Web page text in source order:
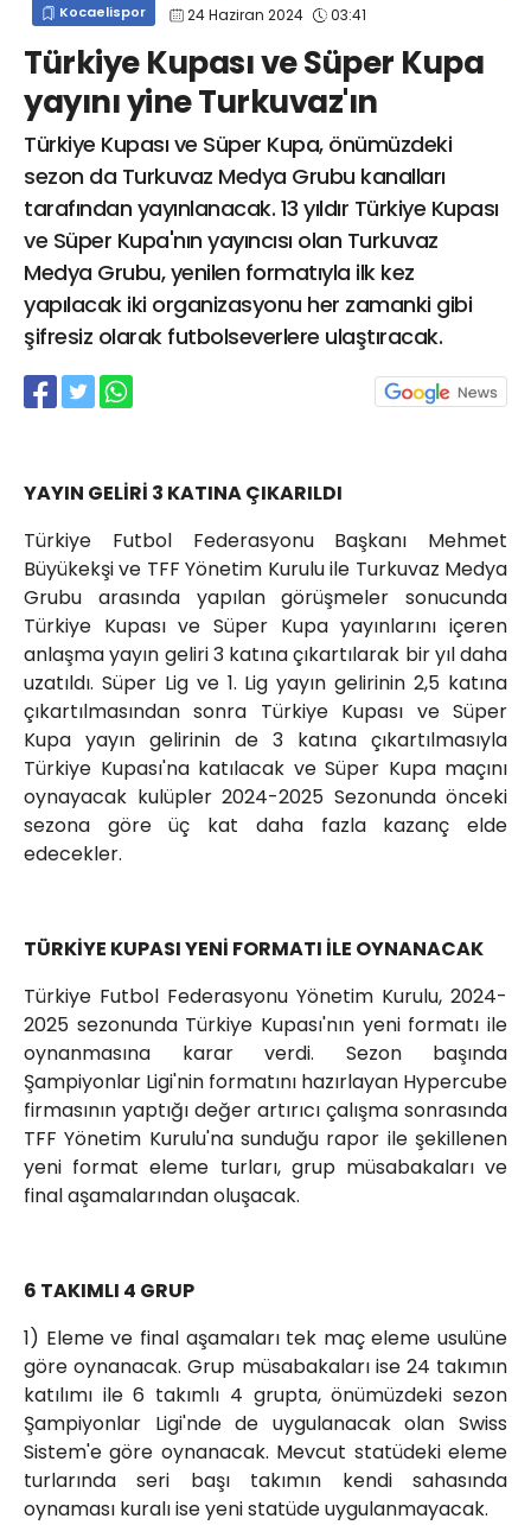
Kocaelispor 24 Haziran 2024 03:41
Türkiye Kupası ve Süper Kupa
yayını yine Turkuvaz'ın
Türkiye Kupası ve Süper Kupa, önümüzdeki
sezon da Turkuvaz Medya Grubu kanalları
tarafından yayınlanacak. 13 yıldır Türkiye Kupası
ve Süper Kupa'nın yayıncısı olan Turkuvaz
Medya Grubu, yenilen formatıyla ilk kez
yapılacak iki organizasyonu her zamanki gibi
şifresiz olarak futbolseverlere ulaştıracak.
YAYIN GELİRİ 3 KATINA ÇIKARILDI
Türkiye Futbol Federasyonu Başkanı Mehmet
Büyükekşi ve TFF Yönetim Kurulu ile Turkuvaz Medya
Grubu arasında yapılan görüşmeler sonucunda
Türkiye Kupası ve Süper Kupa yayınlarını içeren
anlaşma yayın geliri 3 katına çıkartılarak bir yıl daha
uzatıldı. Süper Lig ve 1. Lig yayın gelirinin 2,5 katına
çıkartılmasından sonra Türkiye Kupası ve Süper
Kupa yayın gelirinin de 3 katına çıkartılmasıyla
Türkiye Kupası'na katılacak ve Süper Kupa maçını
oynayacak kulüpler 2024-2025 Sezonunda önceki
sezona göre üç kat daha fazla kazanç elde
edecekler.
TÜRKİYE KUPASI YENİ FORMATI İLE OYNANACAK
Türkiye Futbol Federasyonu Yönetim Kurulu, 2024-
2025 sezonunda Türkiye Kupası'nın yeni formatı ile
oynanmasına karar verdi. Sezon başında
Şampiyonlar Ligi'nin formatını hazırlayan Hypercube
firmasının yaptığı değer artırıcı çalışma sonrasında
TFF Yönetim Kurulu'na sunduğu rapor ile şekillenen
yeni format eleme turları, grup müsabakaları ve
final aşamalarından oluşacak.
6 TAKIMLI 4 GRUP
1) Eleme ve final aşamaları tek maç eleme usulüne
göre oynanacak. Grup müsabakaları ise 24 takımın
katılımı ile 6 takımlı 4 grupta, önümüzdeki sezon
Şampiyonlar Ligi'nde de uygulanacak olan Swiss
Sistem'e göre oynanacak. Mevcut statüdeki eleme
turlarında seri başı takımın kendi sahasında
oynaması kuralı ise yeni statüde uygulanmayacak.
info@spor41.com